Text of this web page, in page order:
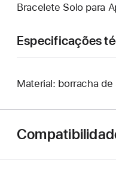
Bracelete Solo para
Especificações
Material: borracha